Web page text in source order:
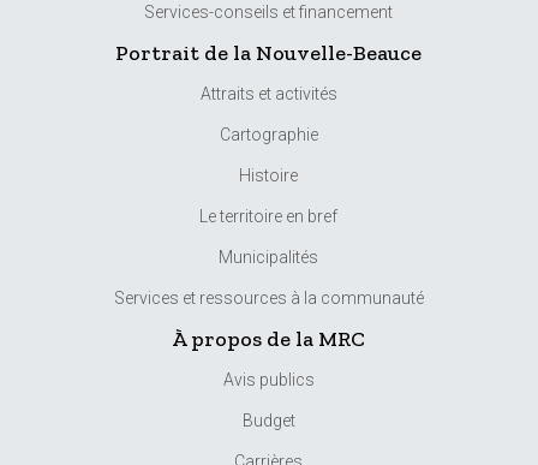
Services-conseils et financement
Portrait de la Nouvelle-Beauce
Attraits et activités
Cartographie
Histoire
Le territoire en bref
Municipalités
Services et ressources à la communauté
À propos de la MRC
Avis publics
Budget